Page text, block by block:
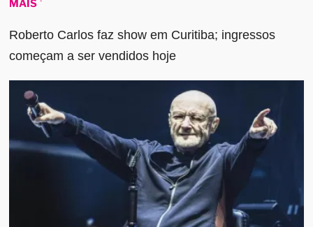
MAIS
Roberto Carlos faz show em Curitiba; ingressos
começam a ser vendidos hoje